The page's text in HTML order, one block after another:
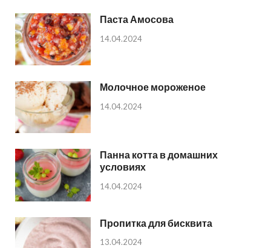
Паста Амосова
14.04.2024
Молочное мороженое
14.04.2024
Панна котта в домашних
условиях
14.04.2024
Пропитка для бисквита
13.04.2024